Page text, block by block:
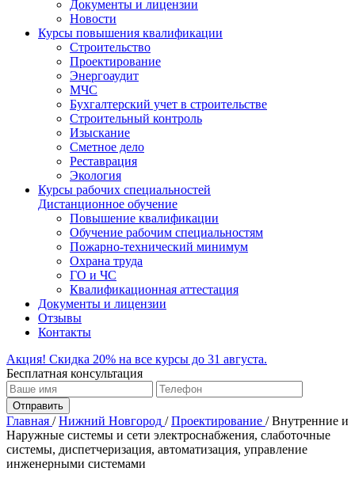
Документы и лицензии
Новости
Курсы повышения квалификации
Строительство
Проектирование
Энергоаудит
МЧС
Бухгалтерский учет в строительстве
Строительный контроль
Изыскание
Сметное дело
Реставрация
Экология
Курсы рабочих специальностей
Дистанционное обучение
Повышение квалификации
Обучение рабочим специальностям
Пожарно-технический минимум
Охрана труда
ГO и ЧС
Квалификационная аттестация
Документы и лицензии
Отзывы
Контакты
Акция! Скидка 20% на все курсы до 31 августа.
Бесплатная консультация
Отправить
Главная /Нижний Новгород /Проектирование /Внутренние и
Наружные системы и сети электроснабжения, слаботочные
системы, диспетчеризация, автоматизация, управление
инженерными системами